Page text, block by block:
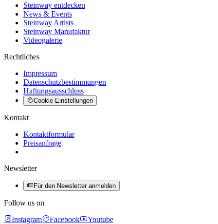
Steinway entdecken
News & Events
Steinway Artists
Steinway Manufaktur
Videogalerie
Rechtliches
Impressum
Datenschutzbestimmungen
Haftungsausschluss
Cookie Einstellungen
Kontakt
Kontaktformular
Preisanfrage
Newsletter
Für den Newsletter anmelden
Follow us on
Instagram
Facebook
Youtube